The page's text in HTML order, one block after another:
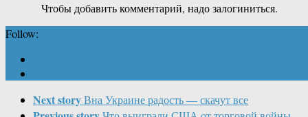
Чтобы добавить комментарий, надо залогиниться.
Follow:
Next storyВна Украине радость — скачут все